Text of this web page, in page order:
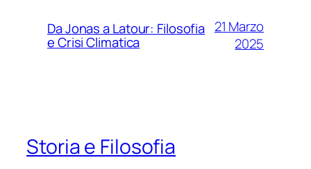
Da Jonas a Latour: Filosofia
e Crisi Climatica
21 Marzo
2025
Storia e Filosofia